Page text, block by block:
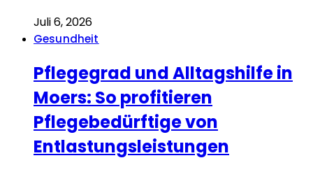
Juli 6, 2026
Gesundheit
Pflegegrad und Alltagshilfe in
Moers: So profitieren
Pflegebedürftige von
Entlastungsleistungen